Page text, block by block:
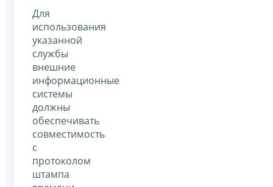
Для
использования
указанной
службы
внешние
информационные
системы
должны
обеспечивать
совместимость
с
протоколом
штампа